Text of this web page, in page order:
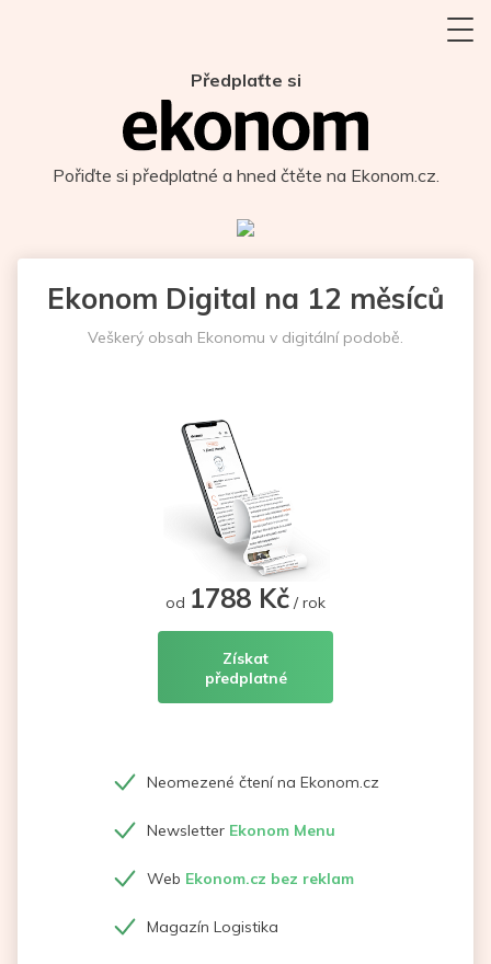
Předplaťte si
Pořiďte si předplatné a hned čtěte na Ekonom.cz.
Ekonom Digital na 12 měsíců
Veškerý obsah Ekonomu v digitální podobě.
od 1788 Kč / rok
Získat
předplatné
Neomezené čtení na Ekonom.cz
Newsletter Ekonom Menu
Web Ekonom.cz bez reklam
Magazín Logistika